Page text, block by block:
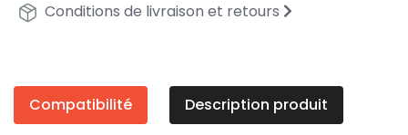
Conditions de livraison et retours
Compatibilité Description produit